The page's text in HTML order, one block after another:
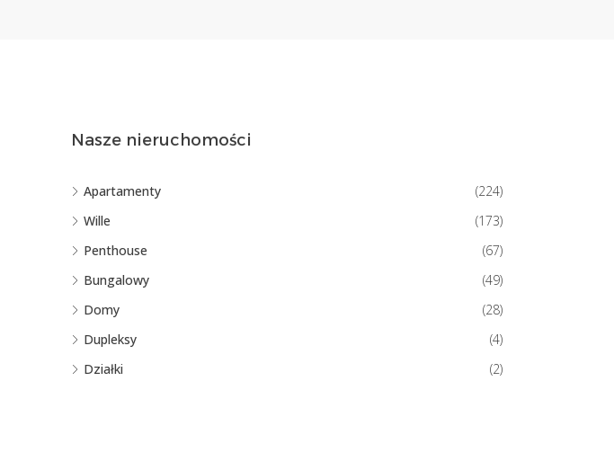
Nasze nieruchomości
Apartamenty
(224)
Wille
(173)
Penthouse
(67)
Bungalowy
(49)
Domy
(28)
Dupleksy
(4)
Działki
(2)